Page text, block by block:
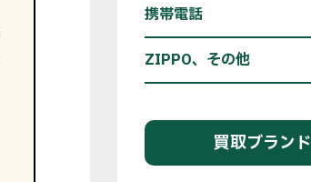
携帯電話
ZIPPO、その他
買取ブランド